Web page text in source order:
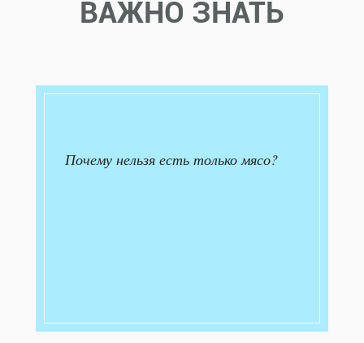
ВАЖНО ЗНАТЬ
Почему нельзя есть только мясо?